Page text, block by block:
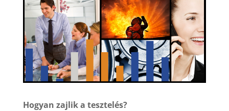
Hogyan zajlik a tesztelés?